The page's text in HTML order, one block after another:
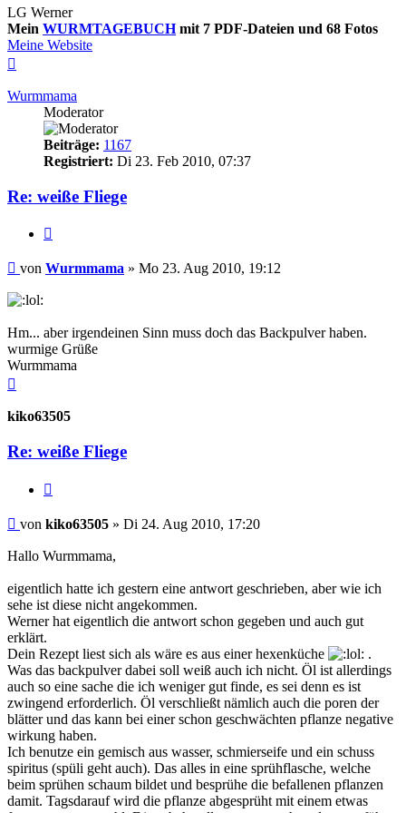
LG Werner
Mein WURMTAGEBUCHmit 7 PDF-Dateien und 68 Fotos
Meine Website
Wurmmama
Moderator
Beiträge: 1167
Registriert: Di 23. Feb 2010, 07:37
Re: weiße Fliege
Beitrag
von Wurmmama » Mo 23. Aug 2010, 19:12
Hm... aber irgendeinen Sinn muss doch das Backpulver haben.
wurmige Grüße
Wurmmama
kiko63505
Re: weiße Fliege
Beitrag
von kiko63505 » Di 24. Aug 2010, 17:20
Hallo Wurmmama,
eigentlich hatte ich gestern eine antwort geschrieben, aber wie ich
sehe ist diese nicht angekommen.
Werner hat eigentlich die antwort schon gegeben und auch gut
erklärt.
Dein Rezept liest sich als wäre es aus einer hexenküche
.
Was das backpulver dabei soll weiß auch ich nicht. Öl ist allerdings
auch so eine sache die ich weniger gut finde, es sei denn es ist
zwingend erforderlich. Öl verschließt nämlich auch die poren der
blätter und das kann bei einer schon geschwächten pflanze negative
wirkung haben.
Ich benutze ein gemisch aus wasser, schmierseife und ein schuss
spiritus (spüli geht auch). Das alles in eine sprühflasche, welche
beim sprühen schaum bildet und besprühe die befallenen pflanzen
damit. Tagsdarauf wird die pflanze abgesprüht mit einem etwas